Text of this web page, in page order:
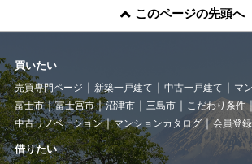
このページの先頭へ
買いたい
売買専門ページ 新築一戸建て 中古一戸建て マ
富士市
富士宮市 沼津市 三島市 こだわり条件
中古リノベーション
マンションカタログ 会員登録
借りたい